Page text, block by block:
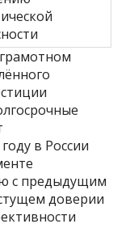
в России
с предыдущим
доверии